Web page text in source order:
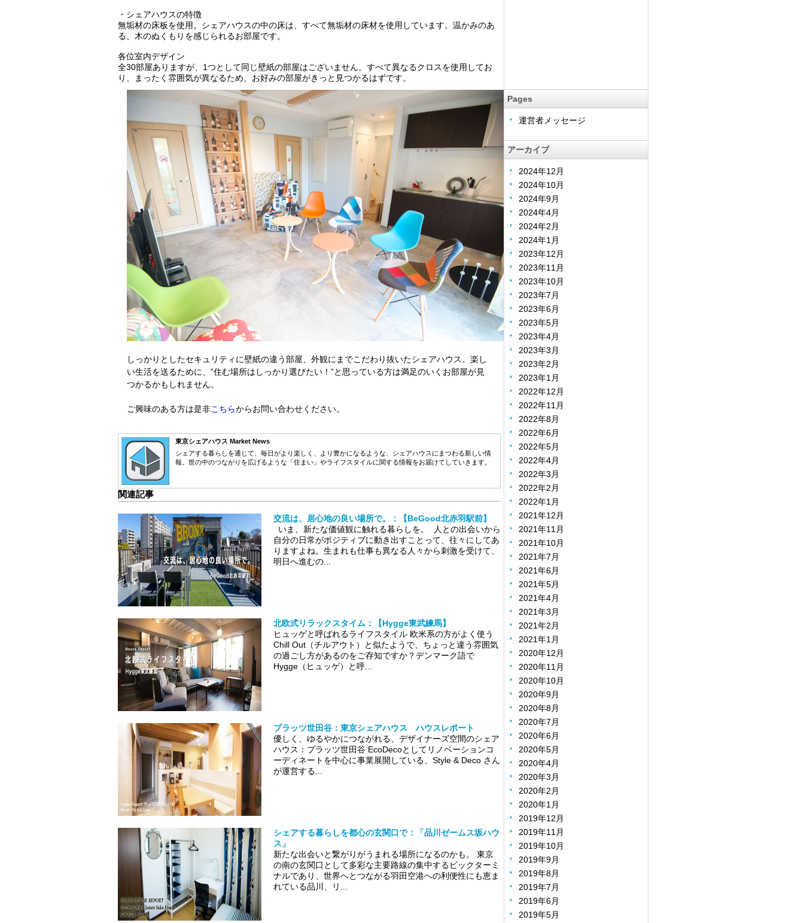
・シェアハウスの特徴
無垢材の床板を使用。シェアハウスの中の床は、すべて無垢材の床材を使用しています。温かみのあ
る、木のぬくもりを感じられるお部屋です。
各位室内デザイン
全30部屋ありますが、1つとして同じ壁紙の部屋はございません。すべて異なるクロスを使用してお
り、まったく雰囲気が異なるため、お好みの部屋がきっと見つかるはずです。
しっかりとしたセキュリティに壁紙の違う部屋、外観にまでこだわり抜いたシェアハウス。楽し
い生活を送るために、”住む場所はしっかり選びたい！”と思っている方は満足のいくお部屋が見
つかるかもしれません。
ご興味のある方は是非こちらからお問い合わせください。
東京シェアハウス Market News
シェアする暮らしを通じて、毎日がより楽しく、より豊かになるような、シェアハウスにまつわる新しい情
報。世の中のつながりを広げるような「住まい」やライフスタイルに関する情報をお届けてしていきます。
関連記事
交流は、居心地の良い場所で。：【BeGood北赤羽駅前】
いま、新たな価値観に触れる暮らしを。 人との出会いから
自分の日常がポジティブに動き出すことって、往々にしてあ
りますよね。生まれも仕事も異なる人々から刺激を受けて、
明日へ進むの...
北欧式リラックスタイム：【Hygge東武練馬】
ヒュッゲと呼ばれるライフスタイル 欧米系の方がよく使う
Chill Out（チルアウト）と似たようで、ちょっと違う雰囲気
の過ごし方があるのをご存知ですか？デンマーク語で
Hygge（ヒュッゲ）と呼...
プラッツ世田谷：東京シェアハウス ハウスレポート
優しく、ゆるやかにつながれる、デザイナーズ空間のシェア
ハウス：プラッツ世田谷 EcoDecoとしてリノベーションコ
ーディネートを中心に事業展開している、Style & Deco さん
が運営する...
シェアする暮らしを都心の玄関口で：「品川ゼームス坂ハウ
ス」
新たな出会いと繋がりがうまれる場所になるのかも。 東京
の南の玄関口として多彩な主要路線の集中するビックターミ
ナルであり、世界へとつながる羽田空港への利便性にも恵ま
れている品川、リ...
Pages
運営者メッセージ
アーカイブ
2024年12月
2024年10月
2024年9月
2024年4月
2024年2月
2024年1月
2023年12月
2023年11月
2023年10月
2023年7月
2023年6月
2023年5月
2023年4月
2023年3月
2023年2月
2023年1月
2022年12月
2022年11月
2022年8月
2022年6月
2022年5月
2022年4月
2022年3月
2022年2月
2022年1月
2021年12月
2021年11月
2021年10月
2021年7月
2021年6月
2021年5月
2021年4月
2021年3月
2021年2月
2021年1月
2020年12月
2020年11月
2020年10月
2020年9月
2020年8月
2020年7月
2020年6月
2020年5月
2020年4月
2020年3月
2020年2月
2020年1月
2019年12月
2019年11月
2019年10月
2019年9月
2019年8月
2019年7月
2019年6月
2019年5月